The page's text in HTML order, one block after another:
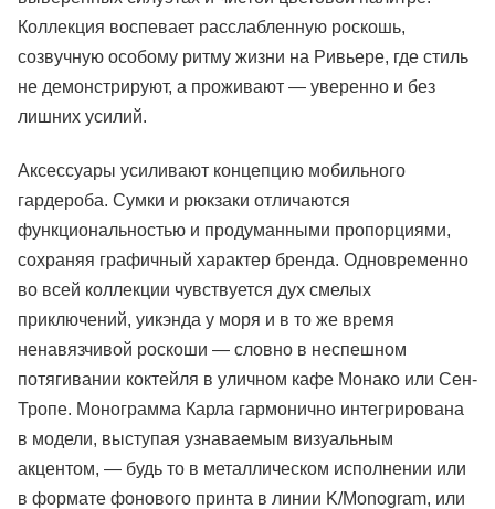
Коллекция воспевает расслабленную роскошь,
созвучную особому ритму жизни на Ривьере, где стиль
не демонстрируют, а проживают — уверенно и без
лишних усилий.
Аксессуары усиливают концепцию мобильного
гардероба. Сумки и рюкзаки отличаются
функциональностью и продуманными пропорциями,
сохраняя графичный характер бренда. Одновременно
во всей коллекции чувствуется дух смелых
приключений, уикэнда у моря и в то же время
ненавязчивой роскоши — словно в неспешном
потягивании коктейля в уличном кафе Монако или Сен-
Тропе. Монограмма Карла гармонично интегрирована
в модели, выступая узнаваемым визуальным
акцентом, — будь то в металлическом исполнении или
в формате фонового принта в линии K/Monogram, или